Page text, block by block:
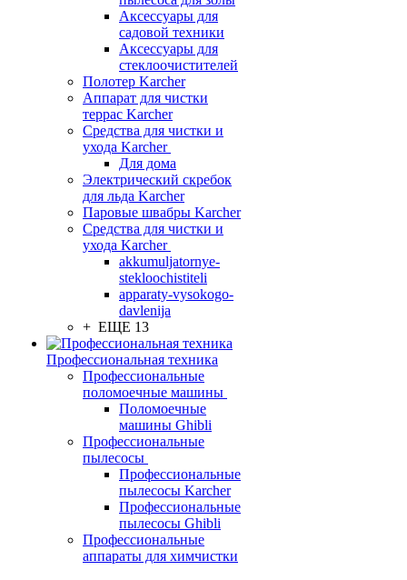
Аксессуары для
садовой техники
Аксессуары для
стеклоочистителей
Полотер Karcher
Аппарат для чистки
террас Karcher
Средства для чистки и
ухода Karcher
Для дома
Электрический скребок
для льда Karcher
Паровые швабры Karcher
Средства для чистки и
ухода Karcher
akkumuljatornye-
stekloochistiteli
apparaty-vysokogo-
davlenija
+ ЕЩЕ 13
Профессиональная техника
Профессиональные
поломоечные машины
Поломоечные
машины Ghibli
Профессиональные
пылесосы
Профессиональные
пылесосы Karcher
Профессиональные
пылесосы Ghibli
Профессиональные
аппараты для химчистки